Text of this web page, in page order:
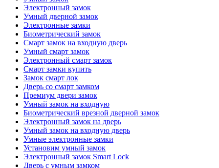
Электронный замок
Умный дверной замок
Электронные замки
Биометрический замок
Смарт замок на входную дверь
Умный смарт замок
Электронный смарт замок
Смарт замки купить
Замок смарт лок
Дверь со смарт замком
Премиум двери замок
Умный замок на входную
Биометрический врезной дверной замок
Электронный замок на дверь
Умный замок на входную дверь
Умные электронные замки
Установим умный замок
Электронный замок Smart Lock
Дверь с умным замком